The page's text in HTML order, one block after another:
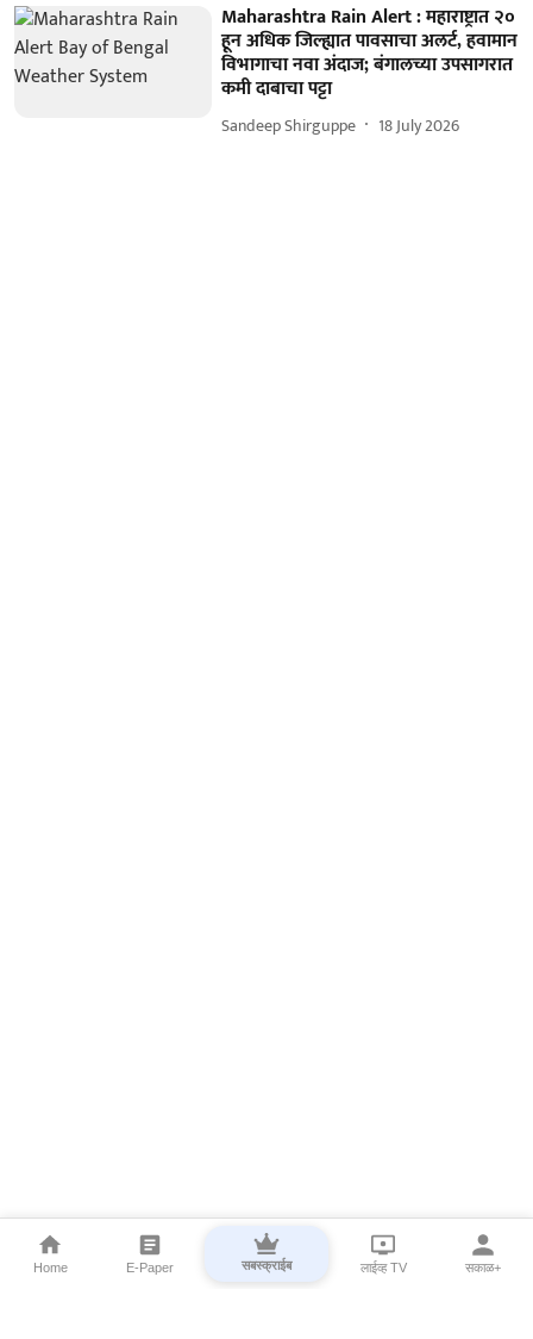
Maharashtra Rain Alert : महाराष्ट्रात २०
हून अधिक जिल्ह्यात पावसाचा अलर्ट, हवामान
विभागाचा नवा अंदाज; बंगालच्या उपसागरात
कमी दाबाचा पट्टा
Sandeep Shirguppe 18 July 2026
Home E-Paper सबस्क्राईब लाईव्ह TV सकाळ+